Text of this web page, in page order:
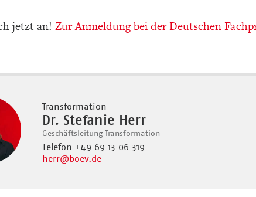
jetzt an! Zur Anmeldung bei der Deutschen
Transformation
Dr. Stefanie Herr
Geschäftsleitung Transformation
Telefon +49 69 13 06 319
herr@boev.de